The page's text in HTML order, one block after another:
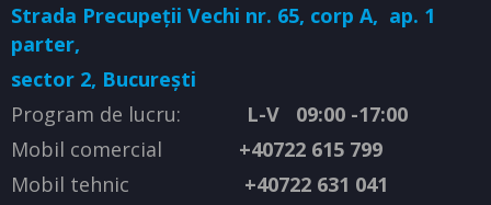
Strada Precupeții Vechi nr. 65, corp A, ap. 1
parter,
sector 2, București
Program de lucru: L-V 09:00 -17:00
Mobil comercial +40722 615 799
Mobil tehnic +40722 631 041